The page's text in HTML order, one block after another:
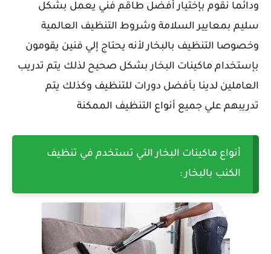
ودائما نقوم بإختيار أفضل طاقم فني يعمل بشكل
سليم بمعايير السلامة وشروط التنظيف العالمية
وخصوصا التنظيف بالبخار لأنه يحتاج إلي فنين يقومون
بإستخدام ماكينات البخار بشكل صحيح لذلك يتم تدريب
العاملين لدينا بأفضل دورات للتنظيف وكذلك يتم
تدريبهم علي جميع أنواع التنظيف الممكنة
أنواع ماكينات البخار التي تستخدم في تنظيف
الكنب بالبخار :